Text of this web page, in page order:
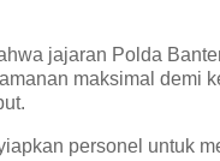
jajaran Polda
maksimal demi
personel untuk